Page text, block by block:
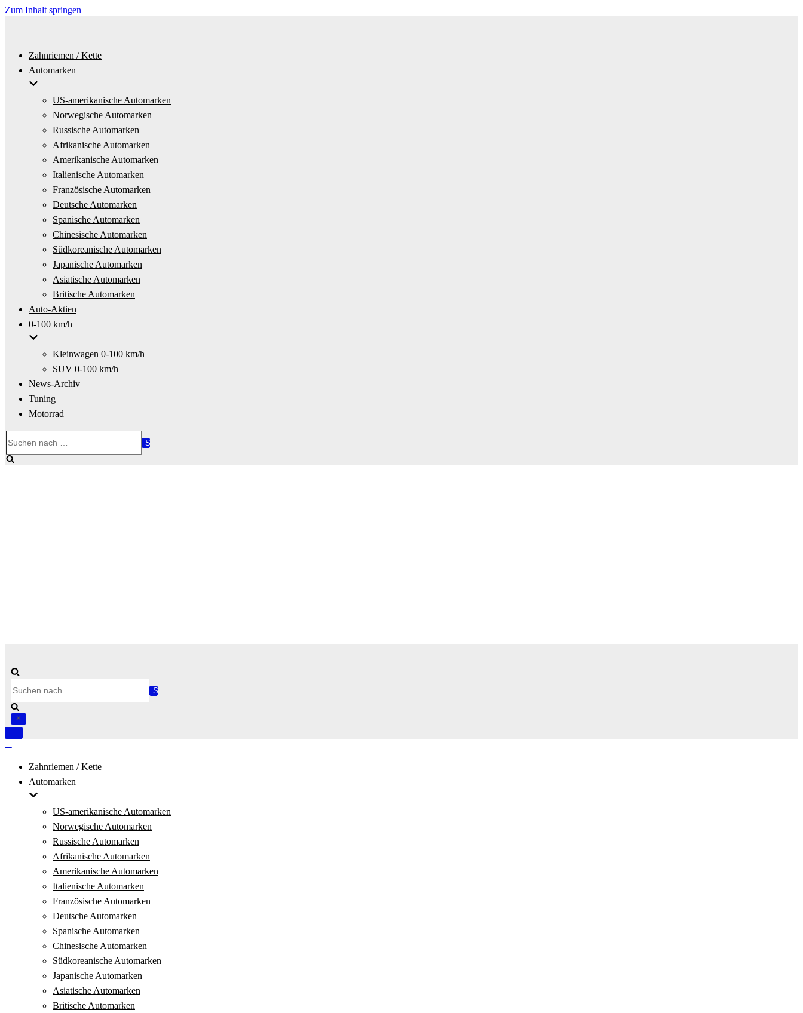
Zum Inhalt springen
Zahnriemen / Kette
Automarken
US-amerikanische Automarken
Norwegische Automarken
Russische Automarken
Afrikanische Automarken
Amerikanische Automarken
Italienische Automarken
Französische Automarken
Deutsche Automarken
Spanische Automarken
Chinesische Automarken
Südkoreanische Automarken
Japanische Automarken
Asiatische Automarken
Britische Automarken
Auto-Aktien
0-100 km/h
Kleinwagen 0-100 km/h
SUV 0-100 km/h
News-Archiv
Tuning
Motorrad
nach …
nach …
Navigation
Zahnriemen / Kette
Automarken
US-amerikanische Automarken
Norwegische Automarken
Russische Automarken
Afrikanische Automarken
Amerikanische Automarken
Italienische Automarken
Französische Automarken
Deutsche Automarken
Spanische Automarken
Chinesische Automarken
Südkoreanische Automarken
Japanische Automarken
Asiatische Automarken
Britische Automarken